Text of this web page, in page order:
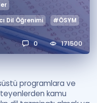
Gramer
Dil Öğrenimi #ÖSYM
0 171500
programlara ve
kamu